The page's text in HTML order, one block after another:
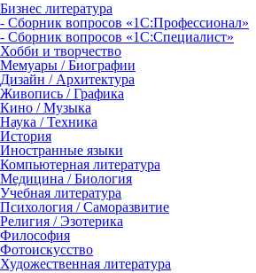
Бизнес литература
- Сборник вопросов «1С:Профессионал»
- Сборник вопросов «1С:Специалист»
Хобби и творчество
Мемуары / Биографии
Дизайн / Архитектура
Живопись / Графика
Кино / Музыка
Наука / Техника
История
Иностранные языки
Компьютерная литература
Медицина / Биология
Учебная литература
Психология / Саморазвитие
Религия / Эзотерика
Философия
Фотоискусство
Художественная литература